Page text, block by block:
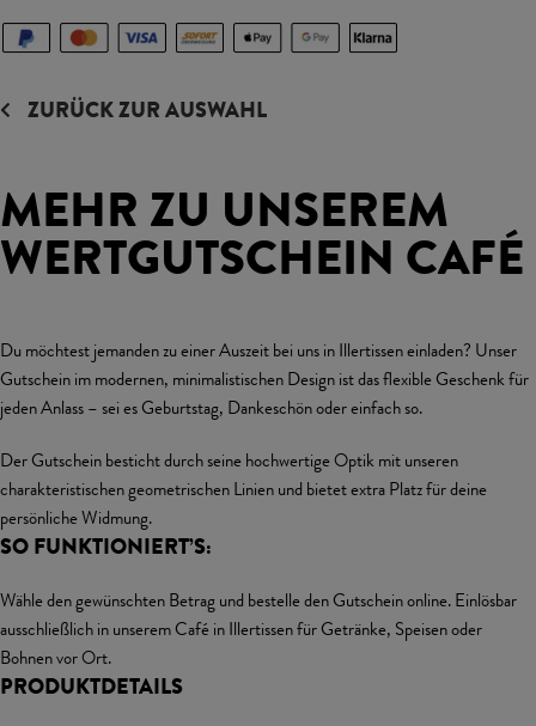
ZURÜCK ZUR AUSWAHL
MEHR ZU UNSEREM
WERTGUTSCHEIN CAFÉ
Du möchtest jemanden zu einer Auszeit bei uns in Illertissen einladen? Unser
Gutschein im modernen, minimalistischen Design ist das flexible Geschenk für
jeden Anlass – sei es Geburtstag, Dankeschön oder einfach so.
Der Gutschein besticht durch seine hochwertige Optik mit unseren
charakteristischen geometrischen Linien und bietet extra Platz für deine
persönliche Widmung.
SO FUNKTIONIERT’S:
Wähle den gewünschten Betrag und bestelle den Gutschein online. Einlösbar
ausschließlich in unserem Café in Illertissen für Getränke, Speisen oder
Bohnen vor Ort.
PRODUKTDETAILS